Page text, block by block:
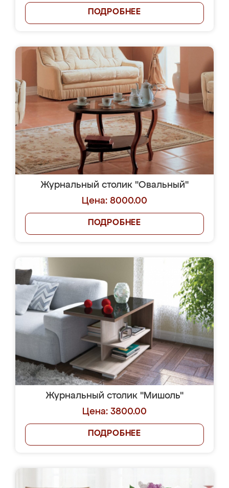
ПОДРОБНЕЕ
Журнальный столик "Овальный"
Цена: 8000.00
ПОДРОБНЕЕ
Журнальный столик "Мишоль"
Цена: 3800.00
ПОДРОБНЕЕ